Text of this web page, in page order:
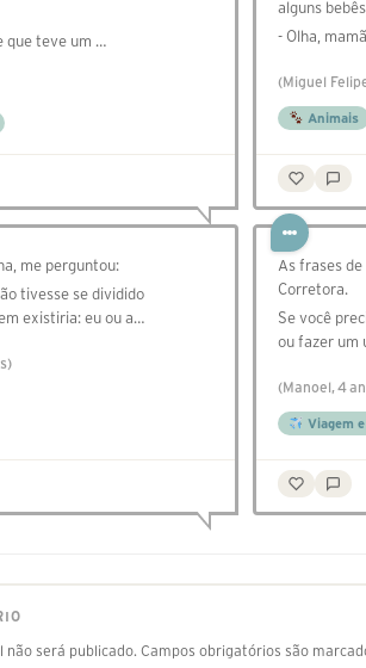
que teve um …
alguns
- Olha,
(Miguel
Animais
me perguntou:
tivesse se dividido
existiria: eu ou a…
As frases
Corretora.
Se você
ou fazer um
(Manoel, 4
Viagem
não será publicado. Campos obrigatórios são